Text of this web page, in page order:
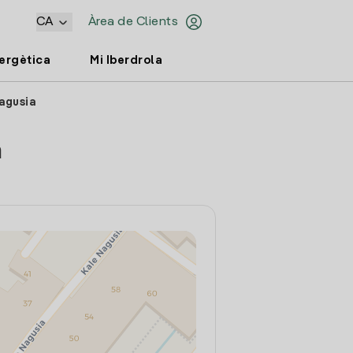
Àrea de Clients
CA
Mi Iberdrola